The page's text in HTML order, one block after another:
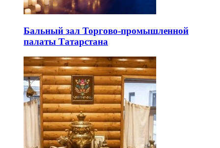
Бальный зал Торгово-промышленной
палаты Татарстана